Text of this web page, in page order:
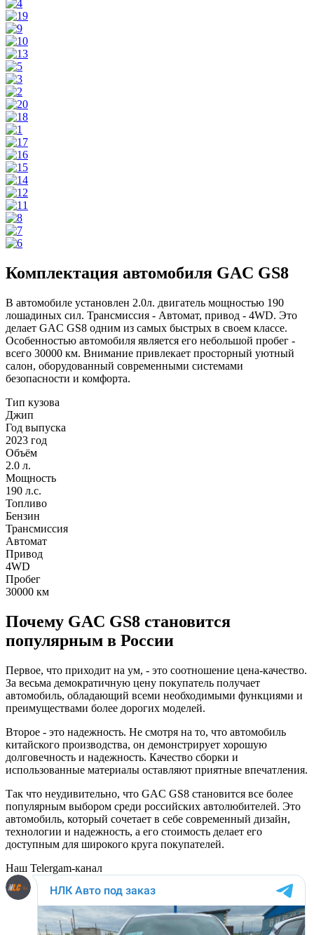
Комплектация автомобиля GAC GS8
В автомобиле установлен 2.0л. двигатель мощностью 190
лошадиных сил. Трансмиссия - Автомат, привод - 4WD. Это
делает GAC GS8 одним из самых быстрых в своем классе.
Особенностью автомобиля является его небольшой пробег -
всего 30000 км. Внимание привлекает просторный уютный
салон, оборудованный современными системами
безопасности и комфорта.
Тип кузова
Джип
Год выпуска
2023 год
Объём
2.0 л.
Мощность
190 л.с.
Топливо
Бензин
Трансмиссия
Автомат
Привод
4WD
Пробег
30000 км
Почему GAC GS8 становится
популярным в России
Первое, что приходит на ум, - это соотношение цена-качество.
За весьма демократичную цену покупатель получает
автомобиль, обладающий всеми необходимыми функциями и
преимуществами более дорогих моделей.
Второе - это надежность. Не смотря на то, что автомобиль
китайского производства, он демонстрирует хорошую
долговечность и надежность. Качество сборки и
использованные материалы оставляют приятные впечатления.
Так что неудивительно, что GAC GS8 становится все более
популярным выбором среди российских автолюбителей. Это
автомобиль, который сочетает в себе современный дизайн,
технологии и надежность, а его стоимость делает его
доступным для широкого круга покупателей.
Наш Telergam-канал